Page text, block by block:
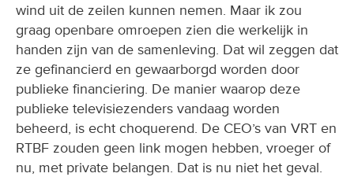
wind uit de zeilen kunnen nemen. Maar ik zou
graag openbare omroepen zien die werkelijk in
handen zijn van de samenleving. Dat wil zeggen dat
ze gefinancierd en gewaarborgd worden door
publieke financiering. De manier waarop deze
publieke televisiezenders vandaag worden
beheerd, is echt choquerend. De CEO’s van VRT en
RTBF zouden geen link mogen hebben, vroeger of
nu, met private belangen. Dat is nu niet het geval.